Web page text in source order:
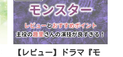
【レビュー】ドラマ『モ